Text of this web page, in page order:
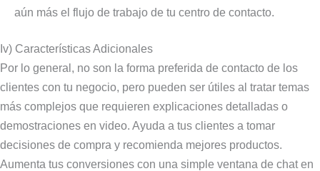
aún más el flujo de trabajo de tu centro de contacto.
Iv) Características Adicionales
Por lo general, no son la forma preferida de contacto de los
clientes con tu negocio, pero pueden ser útiles al tratar temas
más complejos que requieren explicaciones detalladas o
demostraciones en video. Ayuda a tus clientes a tomar
decisiones de compra y recomienda mejores productos.
Aumenta tus conversiones con una simple ventana de chat en